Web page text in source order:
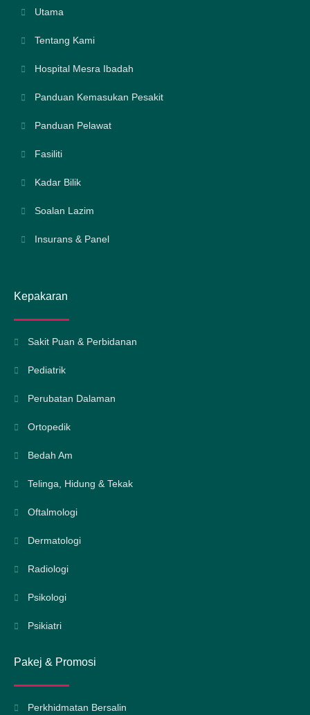
Utama
Tentang Kami
Hospital Mesra Ibadah
Panduan Kemasukan Pesakit
Panduan Pelawat
Fasiliti
Kadar Bilik
Soalan Lazim
Insurans & Panel
Kepakaran
Sakit Puan & Perbidanan
Pediatrik
Perubatan Dalaman
Ortopedik
Bedah Am
Telinga, Hidung & Tekak
Oftalmologi
Dermatologi
Radiologi
Psikologi
Psikiatri
Pakej & Promosi
Perkhidmatan Bersalin